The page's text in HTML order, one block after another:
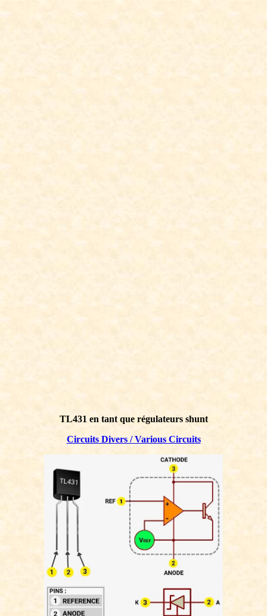
TL431 en tant que régulateurs shunt
Circuits Divers / Various Circuits